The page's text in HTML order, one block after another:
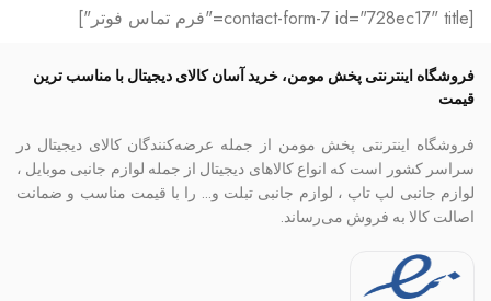
[contact-form-7 id="728ec17" title="فرم تماس فوتر"]
فروشگاه اینترنتی پخش مومن، خرید آسان کالای دیجیتال با مناسب ترین
قیمت
فروشگاه اینترنتی پخش مومن از جمله عرضه‌کنندگان کالای دیجیتال در
سراسر کشور است که انواع کالاهای دیجیتال از جمله لوازم جانبی موبایل ،
لوازم جانبی لپ تاپ ، لوازم جانبی تبلت و… را با قیمت مناسب و ضمانت
اصالت کالا به فروش می‌رساند.